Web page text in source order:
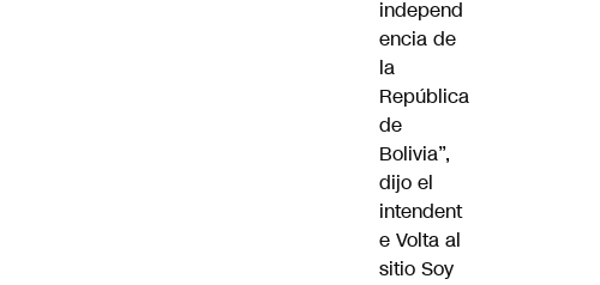
independ
encia de
la
República
de
Bolivia”,
dijo el
intendent
e Volta al
sitio Soy